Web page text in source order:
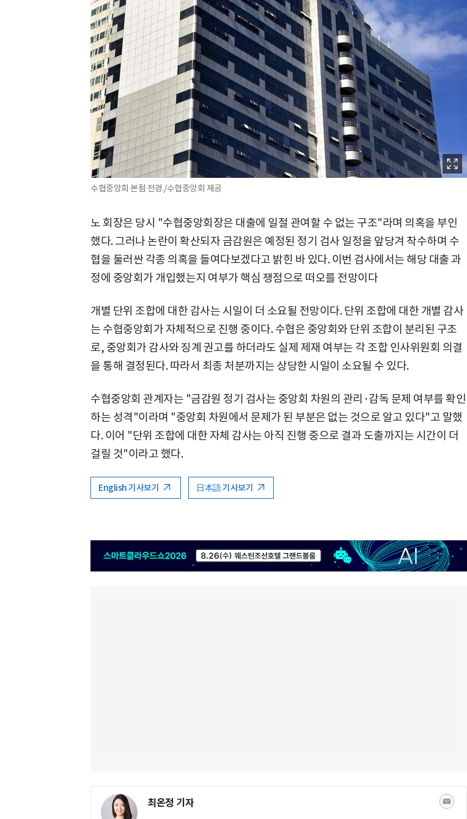
수협중앙회 본점 전경./수협중앙회 제공
노 회장은 당시 "수협중앙회장은 대출에 일절 관여할 수 없는 구조"라며 의혹을 부인
했다. 그러나 논란이 확산되자 금감원은 예정된 정기 검사 일정을 앞당겨 착수하며 수
협을 둘러싼 각종 의혹을 들여다보겠다고 밝힌 바 있다. 이번 검사에서는 해당 대출 과
정에 중앙회가 개입했는지 여부가 핵심 쟁점으로 떠오를 전망이다
개별 단위 조합에 대한 감사는 시일이 더 소요될 전망이다. 단위 조합에 대한 개별 감사
는 수협중앙회가 자체적으로 진행 중이다. 수협은 중앙회와 단위 조합이 분리된 구조
로, 중앙회가 감사와 징계 권고를 하더라도 실제 제재 여부는 각 조합 인사위원회 의결
을 통해 결정된다. 따라서 최종 처분까지는 상당한 시일이 소요될 수 있다.
수협중앙회 관계자는 "금감원 정기 검사는 중앙회 차원의 관리·감독 문제 여부를 확인
하는 성격"이라며 "중앙회 차원에서 문제가 된 부분은 없는 것으로 알고 있다"고 말했
다. 이어 "단위 조합에 대한 자체 감사는 아직 진행 중으로 결과 도출까지는 시간이 더
걸릴 것"이라고 했다.
English 기사보기 日本語 기사보기
최온정 기자